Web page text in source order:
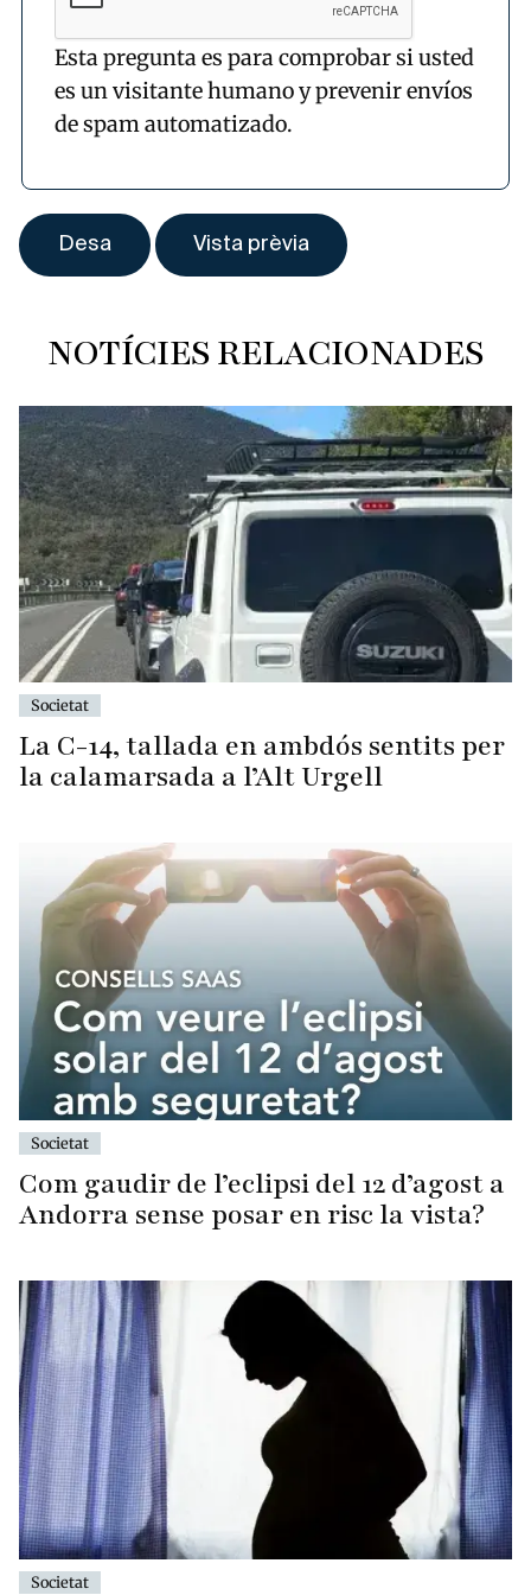
Esta pregunta es para comprobar si usted
es un visitante humano y prevenir envíos
de spam automatizado.
NOTÍCIES RELACIONADES
Societat
La C-14, tallada en ambdós sentits per
la calamarsada a l’Alt Urgell
Societat
Com gaudir de l’eclipsi del 12 d’agost a
Andorra sense posar en risc la vista?
Societat